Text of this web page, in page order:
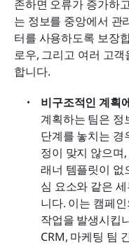
존하면 오류가 증가하
는 정보를 중앙에서 관
터를 사용하도록 보장
로우, 그리고 여러 고
합니다.
비구조적인 계획
계획하는 팀은 정
단계를 놓치는 경
정이 맞지 않으며
래너 템플릿이 없
심 요소와 같은
니다. 이는 캠페
작업을 발생시킵
CRM, 마케팅 팀